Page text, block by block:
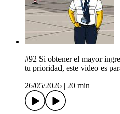
#92 Si obtener el mayor
tu prioridad, este video es
26/05/2026
20 min